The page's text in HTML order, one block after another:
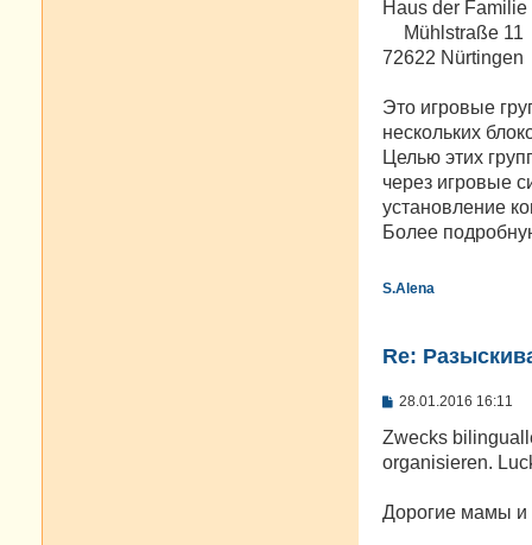
Haus der
Mühlstraße 11
72622 Nürtingen
Это игровые
нескольких
Целью этих
через игровые
установление
Более
S.Alena
Re:
С
о
щ
и
28.01.2016 16:11
Zwecks
organisieren.
Дорогие мамы и